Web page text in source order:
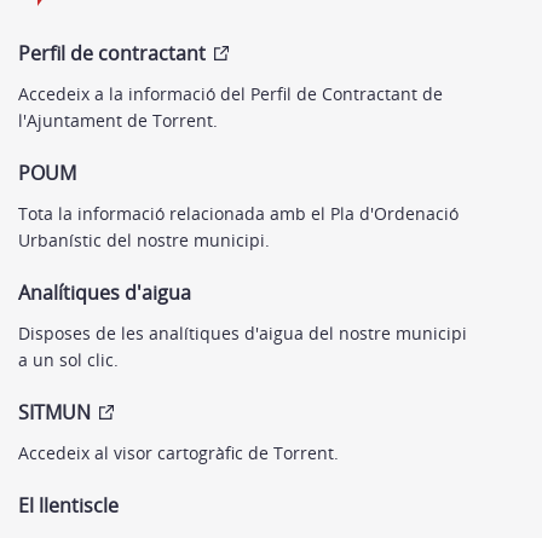
Perfil de contractant
Accedeix a la informació del Perfil de Contractant de
l'Ajuntament de Torrent.
POUM
Tota la informació relacionada amb el Pla d'Ordenació
Urbanístic del nostre municipi.
Analítiques d'aigua
Disposes de les analítiques d'aigua del nostre municipi
a un sol clic.
SITMUN
Accedeix al visor cartogràfic de Torrent.
El llentiscle